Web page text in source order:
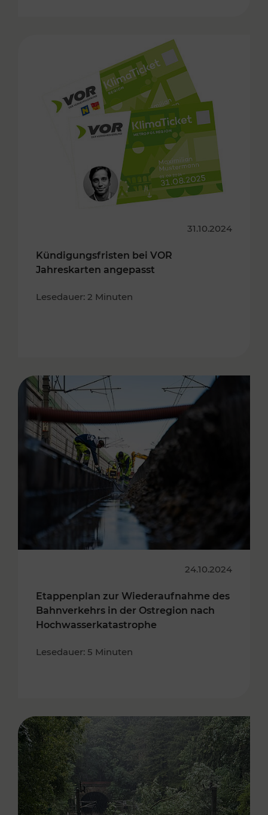
31.10.2024
Kündigungsfristen bei VOR
Jahreskarten angepasst
Lesedauer: 2 Minuten
24.10.2024
Etappenplan zur Wiederaufnahme des
Bahnverkehrs in der Ostregion nach
Hochwasserkatastrophe
Lesedauer: 5 Minuten